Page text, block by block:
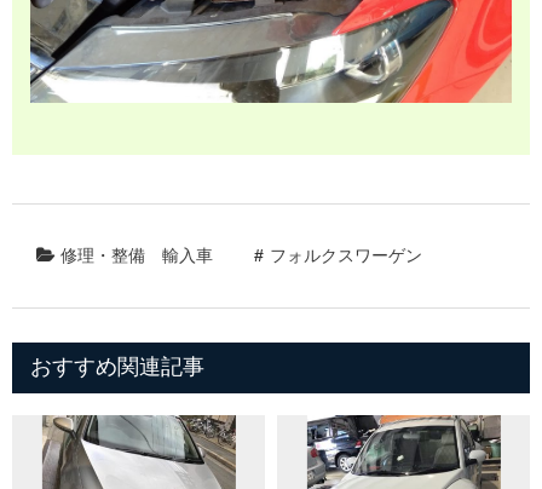
修理・整備 輸入車 フォルクスワーゲン
おすすめ関連記事